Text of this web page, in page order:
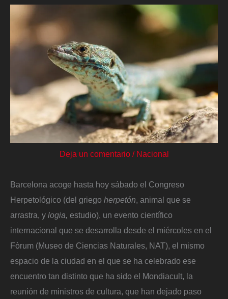
Deja un comentario / Nacional
Barcelona acoge hasta hoy sábado el Congreso
Herpetológico (del griego herpetón, animal que se
arrastra, y logia, estudio), un evento científico
internacional que se desarrolla desde el miércoles en el
Fòrum (Museo de Ciencias Naturales, NAT), el mismo
espacio de la ciudad en el que se ha celebrado ese
encuentro tan distinto que ha sido el Mondiacult, la
reunión de ministros de cultura, que han dejado paso